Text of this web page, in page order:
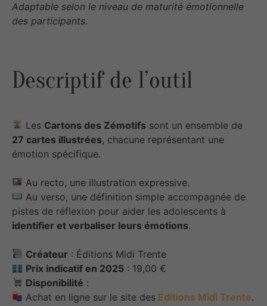
Adaptable selon le niveau de maturité émotionnelle
des participants.
Descriptif de l’outil
Les Cartons des Zémotifs sont un ensemble de
27 cartes illustrées, chacune représentant une
émotion spécifique.
Au recto, une illustration expressive.
Au verso, une définition simple accompagnée de
pistes de réflexion pour aider les adolescents à
identifier et verbaliser leurs émotions.
Créateur : Éditions Midi Trente
Prix indicatif en 2025 : 19,00 €
Disponibilité :
Achat en ligne sur le site des Éditions Midi Trente.